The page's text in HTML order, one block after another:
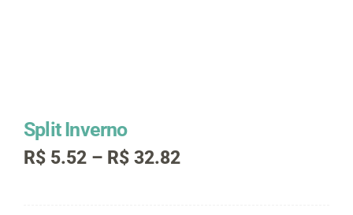
Split Inverno
R$ 5.52 – R$ 32.82Faixa